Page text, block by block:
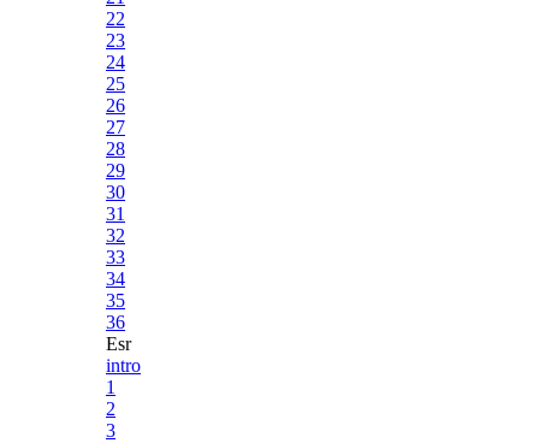
22
23
24
25
26
27
28
29
30
31
32
33
34
35
36
Esr
intro
1
2
3